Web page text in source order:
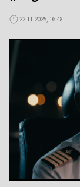
22.11.2025, 16:48